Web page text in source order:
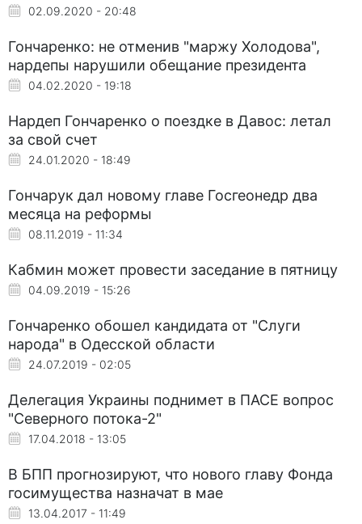
02.09.2020 - 20:48
Гончаренко: не отменив "маржу Холодова",
нардепы нарушили обещание президента
04.02.2020 - 19:18
Нардеп Гончаренко о поездке в Давос: летал
за свой счет
24.01.2020 - 18:49
Гончарук дал новому главе Госгеонедр два
месяца на реформы
08.11.2019 - 11:34
Кабмин может провести заседание в пятницу
04.09.2019 - 15:26
Гончаренко обошел кандидата от "Слуги
народа" в Одесской области
24.07.2019 - 02:05
Делегация Украины поднимет в ПАСЕ вопрос
"Северного потока-2"
17.04.2018 - 13:05
В БПП прогнозируют, что нового главу Фонда
госимущества назначат в мае
13.04.2017 - 11:49